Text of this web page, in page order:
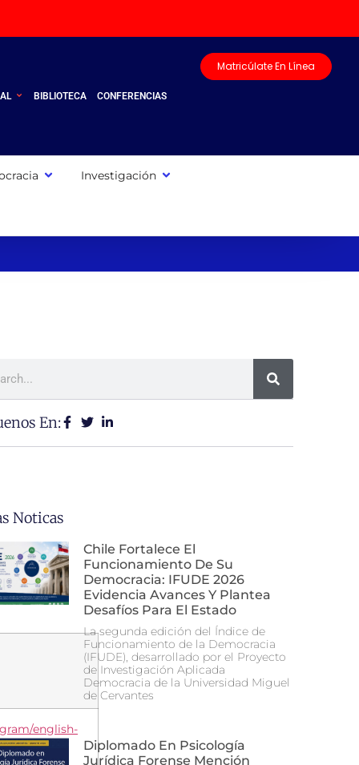
BIBLIOTECA CONFERENCIAS
Matricúlate En Línea
Investigación
english-
En:
Noticas
Chile Fortalece El
Funcionamiento De Su
Democracia: IFUDE 2026
Evidencia Avances Y Plantea
Desafíos Para El Estado
La segunda edición del Índice de
Funcionamiento de la Democracia
(IFUDE), desarrollado por el Proyecto
de Investigación Aplicada
Democracia de la Universidad Miguel
de Cervantes
Diplomado En Psicología
Jurídica Forense Mención